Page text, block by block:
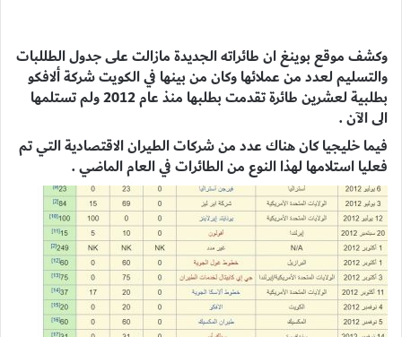
وكشف موقع بوينغ ان طائراته الجديدة مازالت على جدول الطللبات
والتسليم لعدد من عملائها وكان من بينها في الكويت شركة ألافكو
بطلبية لعشرين طائرة تقدمت بطلبها منذ عام 2012 ولم تستلمها
الى الآن .
فيما خليجيا كان هناك عدد من شركات الطيران الاقتصادية التي تم
فعليا استلامها لهذا النوع من الطائرات في العام الماضي .